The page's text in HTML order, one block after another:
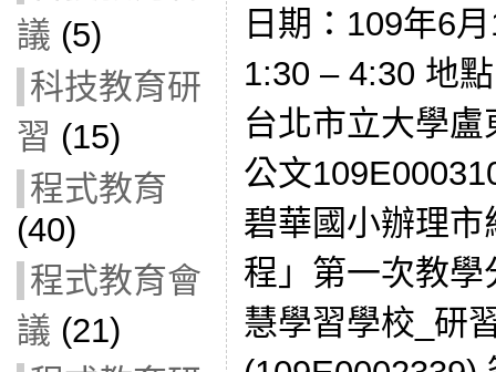
議 (5)
科技教育研
習 (15)
程式教育
(40)
程式教育會
議 (21)
日期：109年6
1:30 – 4:30 地
台北市立大學
公文
碧華國小辦理
程」第一次教
慧學習學校_研